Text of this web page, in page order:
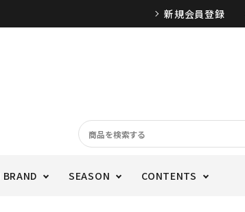
新規会員登録
SEASON CONTENTS